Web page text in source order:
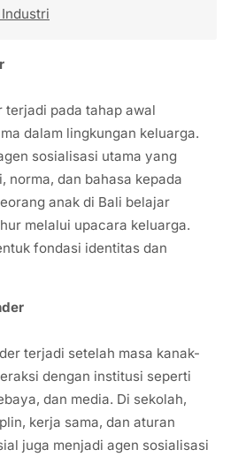
terjadi pada tahap awal
dalam lingkungan keluarga.
sosialisasi utama yang
norma, dan bahasa kepada
anak di Bali belajar
melalui upacara keluarga.
fondasi identitas dan
terjadi setelah masa kanak-
dengan institusi seperti
dan media. Di sekolah,
kerja sama, dan aturan
juga menjadi agen sosialisasi